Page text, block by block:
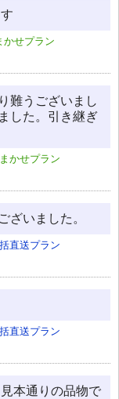
かせプラン
難うございまし
した。引き継ぎ
かせプラン
ざいました。
直送プラン
直送プラン
本通りの品物で